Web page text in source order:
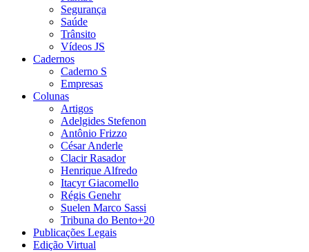
Segurança
Saúde
Trânsito
Vídeos JS
Cadernos
Caderno S
Empresas
Colunas
Artigos
Adelgides Stefenon
Antônio Frizzo
César Anderle
Clacir Rasador
Henrique Alfredo
Itacyr Giacomello
Régis Genehr
Suelen Marco Sassi
Tribuna do Bento+20
Publicações Legais
Edição Virtual